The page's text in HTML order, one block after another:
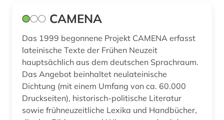
verzeichnis (3)
virtuelle fachbibliothek (2)
weltliteratur (1)
wiegendruck (1)
wissenschaftsblogs (1)
CAMENA
Das 1999 begonnene Projekt CAMENA erfasst
lateinische Texte der Frühen Neuzeit
hauptsächlich aus dem deutschen Sprachraum.
Das Angebot beinhaltet neulateinische
Dichtung (mit einem Umfang von ca. 60.000
Druckseiten), historisch-politische Literatur
sowie frühneuzeitliche Lexika und Handbücher,